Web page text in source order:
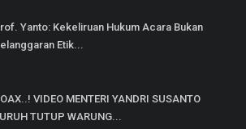
Yanto: Kekeliruan Hukum Acara Bukan
Etik...
VIDEO MENTERI YANDRI SUSANTO
TUTUP WARUNG...